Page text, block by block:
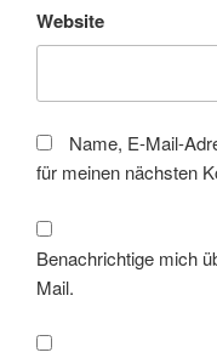
Website
Name, E-Mail-
für meinen nächsten
Benachrichtige mich
Mail.